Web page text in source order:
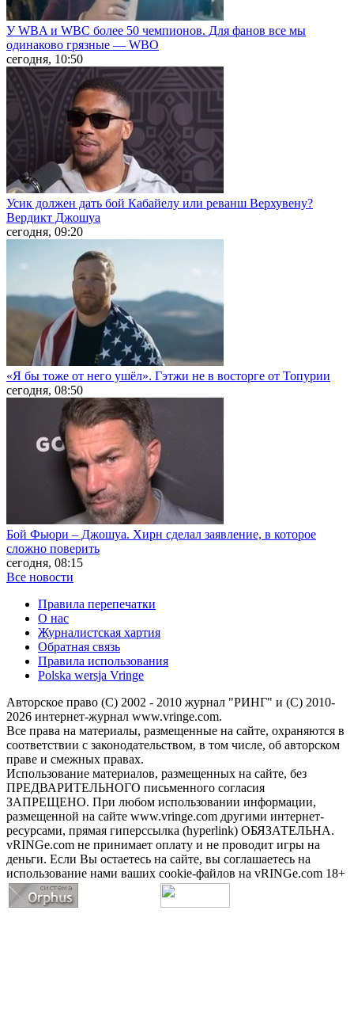
У WBA и WBC более 50 чемпионов. Для фанов все мы
одинаково грязные — WBO
сегодня, 10:50
Усик должен дать бой Кабайелу или реванш Верхувену?
Вердикт Джошуа
сегодня, 09:20
«Я бы тоже от него ушёл». Гэтжи не в восторге от Топурии
сегодня, 08:50
Бой Фьюри – Джошуа. Хирн сделал заявление, в которое
сложно поверить
сегодня, 08:15
Все новости
Правила перепечатки
О нас
Журналистская хартия
Обратная связь
Правила использования
Polska wersja Vringe
Авторское право (С) 2002 - 2010 журнал "РИНГ" и (С) 2010-
2026 интернет-журнал www.vringe.com.
Все права на материалы, размещенные на сайте, охраняются в
соответствии с законодательством, в том числе, об авторском
праве и смежных правах.
Использование материалов, размещенных на сайте, без
ПРЕДВАРИТЕЛЬНОГО письменного согласия
ЗАПРЕЩЕНО. При любом использовании информации,
размещенной на сайте www.vringe.com другими интернет-
ресурсами, прямая гиперссылка (hyperlink) ОБЯЗАТЕЛЬНА.
vRINGe.com не принимает оплату и не проводит игры на
деньги. Если Вы остаетесь на сайте, вы соглашаетесь на
использование нами ваших cookie-файлов на vRINGe.com 18+